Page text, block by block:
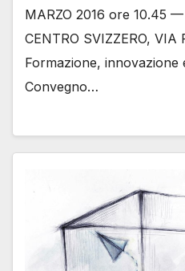
MARZO 2016 ore 10.45
CENTRO SVIZZERO, VIA
Formazione, innovazione
Convegno…